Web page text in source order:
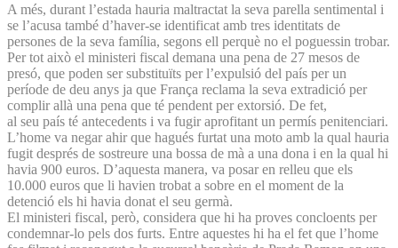
A més, durant l’estada hauria maltractat la seva parella sentimental i
se l’acusa també d’haver-se identificat amb tres identitats de
persones de la seva família, segons ell perquè no el poguessin trobar.
Per tot això el ministeri fiscal demana una pena de 27 mesos de
presó, que poden ser substituïts per l’expulsió del país per un
període de deu anys ja que França reclama la seva extradició per
complir allà una pena que té pendent per extorsió. De fet,
al seu país té antecedents i va fugir aprofitant un permís penitenciari.
L’home va negar ahir que hagués furtat una moto amb la qual hauria
fugit després de sostreure una bossa de mà a una dona i en la qual hi
havia 900 euros. D’aquesta manera, va posar en relleu que els
10.000 euros que li havien trobat a sobre en el moment de la
detenció els hi havia donat el seu germà.
El ministeri fiscal, però, considera que hi ha proves concloents per
condemnar-lo pels dos furts. Entre aquestes hi ha el fet que l’home